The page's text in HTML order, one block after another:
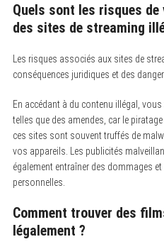
Quels sont les risques
des sites de streaming
Les risques associés aux sites de
conséquences juridiques et des
En accédant à du contenu illégal,
telles que des amendes, car le
ces sites sont souvent truffés de
vos appareils. Les publicités
également entraîner des dommages
personnelles.
Comment trouver des
légalement ?